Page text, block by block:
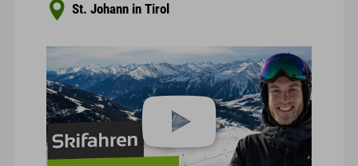
St. Johann in Tirol